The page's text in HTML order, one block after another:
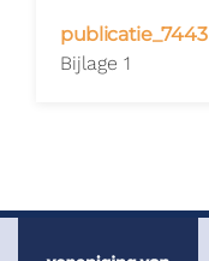
publicatie_7443
Bijlage 1